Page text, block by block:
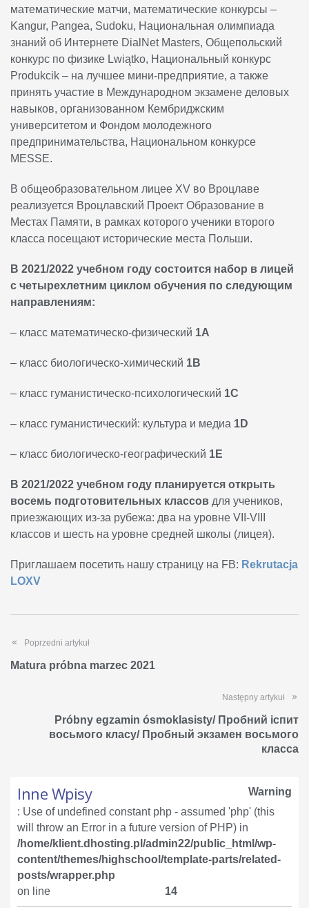
математические матчи, математические конкурсы –
Kangur, Pangea, Sudoku, Национальная олимпиада
знаний об Интернете DialNet Masters, Общепольский
конкурс по физике Lwiątko, Национальный конкурс
Produkcik – на лучшее мини-предприятие, а также
принять участие в Международном экзамене деловых
навыков, организованном Кембриджским
университетом и Фондом молодежного
предпринимательства, Национальном конкурсе
MESSE.
В общеобразовательном лицее XV во Вроцлаве
реализуется Вроцлавский Проект Образование в
Местах Памяти, в рамках которого ученики второго
класса посещают исторические места Польши.
В 2021/2022 учебном году состоится набор в лицей
с четырехлетним циклом обучения по следующим
направлениям:
– класс математическо-физический 1А
– класс биологическо-химический 1В
– класс гуманистическо-психологический 1С
– класс гуманистический: культура и медиа 1D
– класс биологическо-географический 1Е
В 2021/2022 учебном году планируется открыть
восемь подготовительных классов для учеников,
приезжающих из-за рубежа: два на уровне VII-VIII
классов и шесть на уровне средней школы (лицея).
Приглашаем посетить нашу страницу на FB: Rekrutacja
LOXV
Poprzedni artykuł
Matura próbna marzec 2021
Następny artykuł
Próbny egzamin ósmoklasisty/ Пробний іспит
восьмого класу/ Пробный экзамен восьмого
класса
Inne Wpisy
Warning
: Use of undefined constant php - assumed 'php' (this
will throw an Error in a future version of PHP) in
/home/klient.dhosting.pl/admin22/public_html/wp-
content/themes/highschool/template-parts/related-
posts/wrapper.php
on line
14